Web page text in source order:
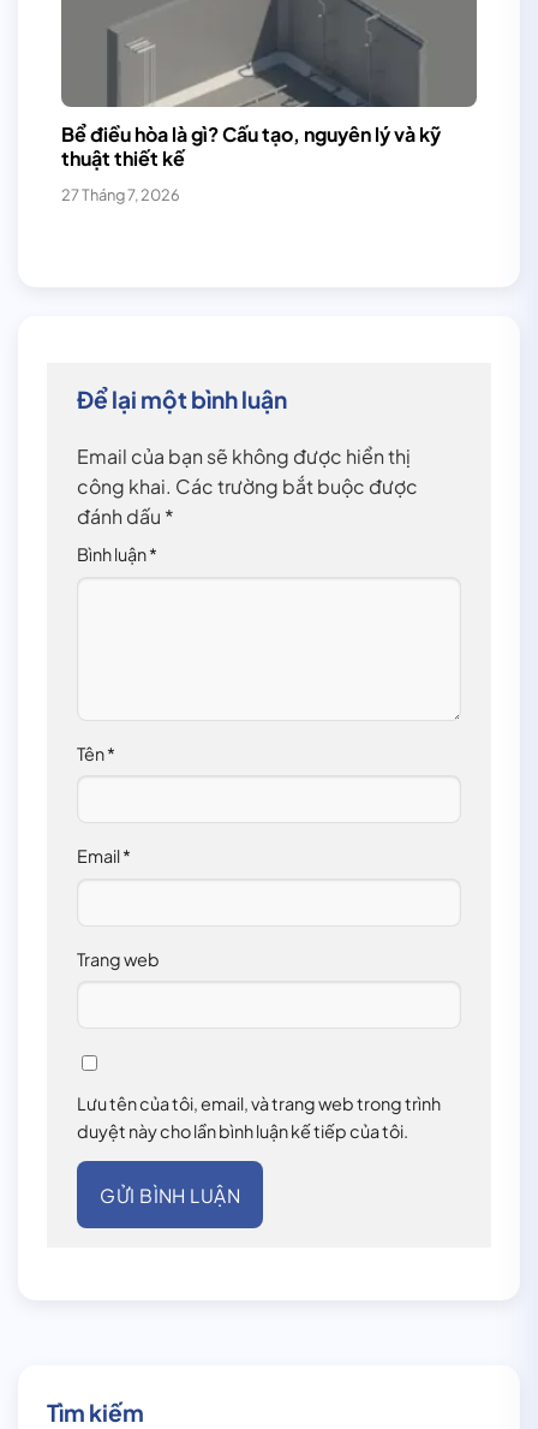
Bể điều hòa là gì? Cấu tạo, nguyên lý và kỹ
thuật thiết kế
27 Tháng 7, 2026
Để lại một bình luận
Email của bạn sẽ không được hiển thị
công khai. Các trường bắt buộc được
đánh dấu *
Bình luận*
Tên*
Email*
Trang web
Lưu tên của tôi, email, và trang web trong trình
duyệt này cho lần bình luận kế tiếp của tôi.
Tìm kiếm